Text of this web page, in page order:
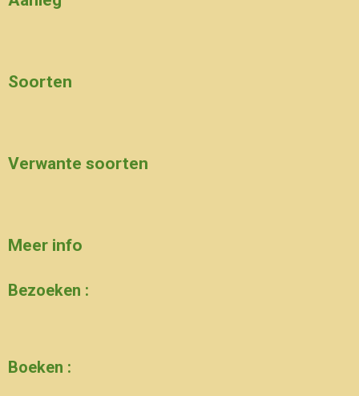
Soorten
Verwante soorten
Meer info
Bezoeken :
Boeken :